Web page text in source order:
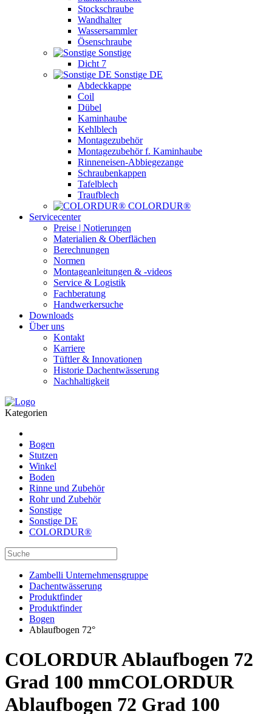
Stockschraube
Wandhalter
Wassersammler
Ösenschraube
Sonstige
Dicht 7
Sonstige DE
Abdeckkappe
Coil
Dübel
Kaminhaube
Kehlblech
Montagezubehör
Montagezubehör f. Kaminhaube
Rinneneisen-Abbiegezange
Schraubenkappen
Tafelblech
Traufblech
COLORDUR®
Servicecenter
Preise | Notierungen
Materialien & Oberflächen
Berechnungen
Normen
Montageanleitungen & -videos
Service & Logistik
Fachberatung
Handwerkersuche
Downloads
Über uns
Kontakt
Karriere
Tüftler & Innovationen
Historie Dachentwässerung
Nachhaltigkeit
Kategorien
Bogen
Stutzen
Winkel
Boden
Rinne und Zubehör
Rohr und Zubehör
Sonstige
Sonstige DE
COLORDUR®
Zambelli Unternehmensgruppe
Dachentwässerung
Produktfinder
Produktfinder
Bogen
Ablaufbogen 72°
COLORDUR Ablaufbogen 72
Grad 100 mmCOLORDUR
Ablaufbogen 72 Grad 100